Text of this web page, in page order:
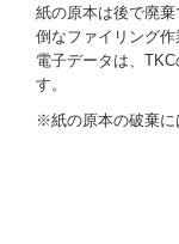
紙の原本は後で廃
倒なファイリング
電子データは、
す。
※紙の原本の破棄に